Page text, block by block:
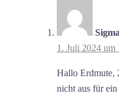
1. Juli 2024 um
Hallo Erdmute,
nicht aus für